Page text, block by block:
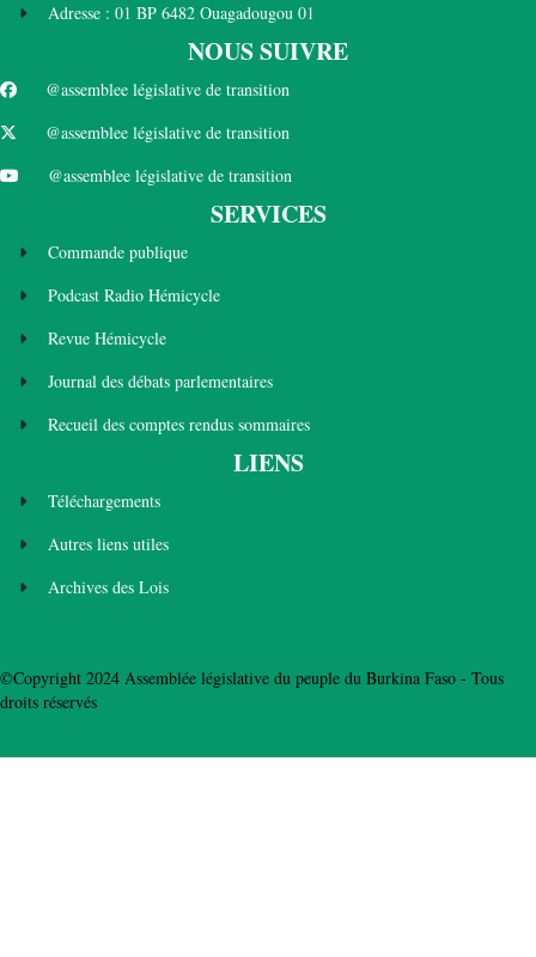
Adresse : 01 BP 6482 Ouagadougou 01
NOUS SUIVRE
@assemblee législative de transition
@assemblee législative de transition
@assemblee législative de transition
SERVICES
Commande publique
Podcast Radio Hémicycle
Revue Hémicycle
Journal des débats parlementaires
Recueil des comptes rendus sommaires
LIENS
Téléchargements
Autres liens utiles
Archives des Lois
©Copyright 2024 Assemblée législative du peuple du Burkina Faso - Tous
droits réservés